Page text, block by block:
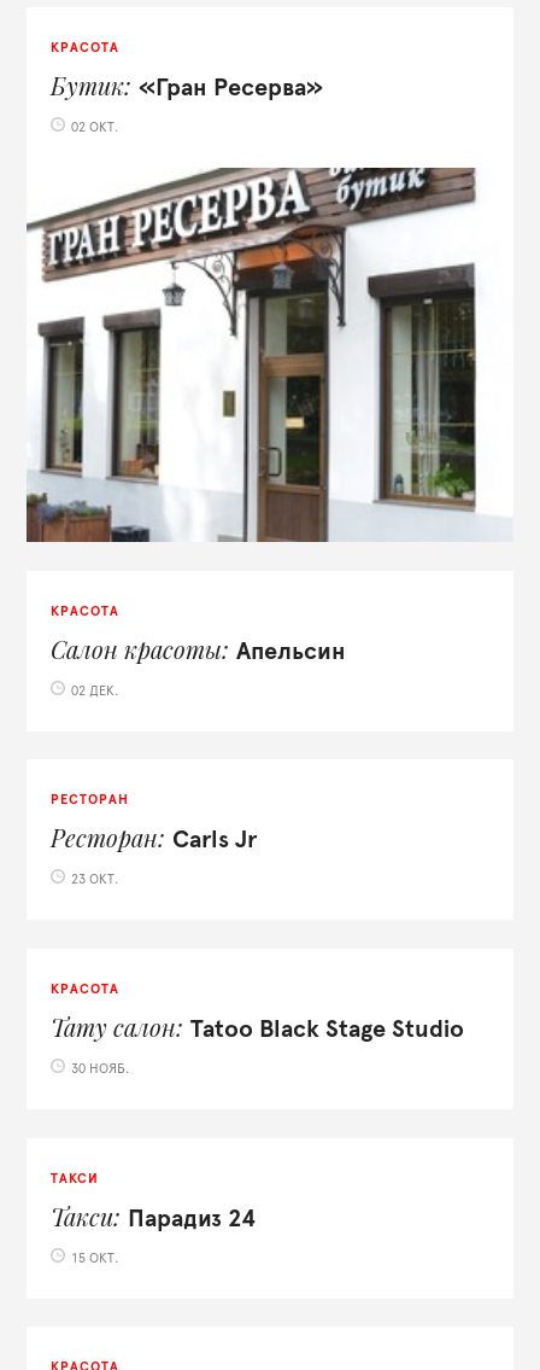
КРАСОТА
Бутик «Гран Ресерва»
02 ОКТ.
КРАСОТА
Салон красоты Апельсин
02 ДЕК.
РЕСТОРАН
Ресторан Carls Jr
23 ОКТ.
КРАСОТА
Тату салон Tatoo Black Stage Studio
30 НОЯБ.
ТАКСИ
Такси Парадиз 24
15 ОКТ.
КРАСОТА